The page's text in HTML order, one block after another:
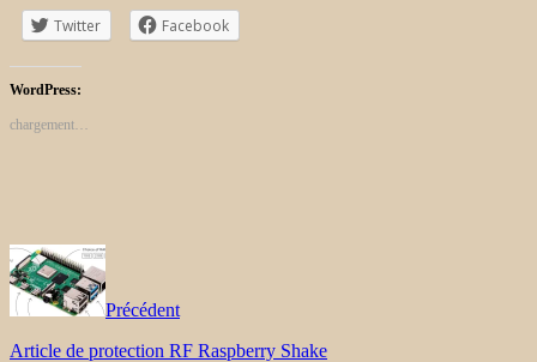
Twitter Facebook
WordPress:
chargement…
Précédent
Article de protection RF Raspberry Shake